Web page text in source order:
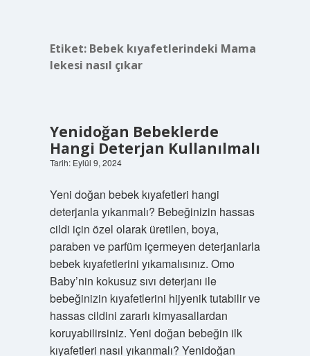
Etiket: Bebek kıyafetlerindeki Mama
lekesi nasıl çıkar
Yenidoğan Bebeklerde
Hangi Deterjan Kullanılmalı
Tarih: Eylül 9, 2024
Yeni doğan bebek kıyafetleri hangi
deterjanla yıkanmalı? Bebeğinizin hassas
cildi için özel olarak üretilen, boya,
paraben ve parfüm içermeyen deterjanlarla
bebek kıyafetlerini yıkamalısınız. Omo
Baby’nin kokusuz sıvı deterjanı ile
bebeğinizin kıyafetlerini hijyenik tutabilir ve
hassas cildini zararlı kimyasallardan
koruyabilirsiniz. Yeni doğan bebeğin ilk
kıyafetleri nasıl yıkanmalı? Yenidoğan